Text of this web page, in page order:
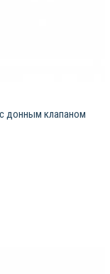
донным клапаном